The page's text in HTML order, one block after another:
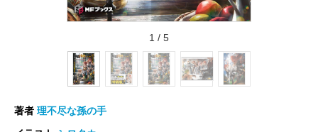
1 / 5
著者 理不尽な孫の手